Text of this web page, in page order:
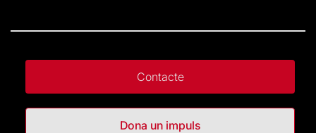
Contacte
Dona un impuls